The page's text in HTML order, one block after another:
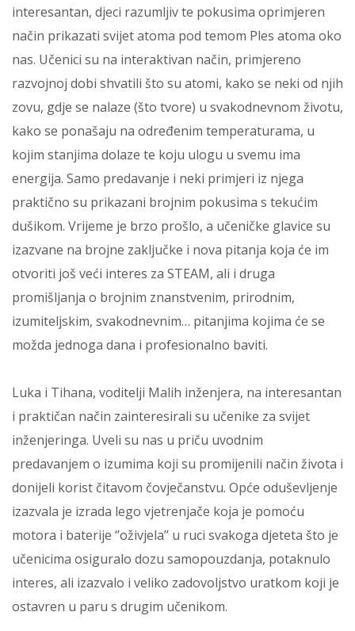
interesantan, djeci razumljiv te pokusima oprimjeren
način prikazati svijet atoma pod temom Ples atoma oko
nas. Učenici su na interaktivan način, primjereno
razvojnoj dobi shvatili što su atomi, kako se neki od njih
zovu, gdje se nalaze (što tvore) u svakodnevnom životu,
kako se ponašaju na određenim temperaturama, u
kojim stanjima dolaze te koju ulogu u svemu ima
energija. Samo predavanje i neki primjeri iz njega
praktično su prikazani brojnim pokusima s tekućim
dušikom. Vrijeme je brzo prošlo, a učeničke glavice su
izazvane na brojne zaključke i nova pitanja koja će im
otvoriti još veći interes za STEAM, ali i druga
promišljanja o brojnim znanstvenim, prirodnim,
izumiteljskim, svakodnevnim… pitanjima kojima će se
možda jednoga dana i profesionalno baviti.
Luka i Tihana, voditelji Malih inženjera, na interesantan
i praktičan način zainteresirali su učenike za svijet
inženjeringa. Uveli su nas u priču uvodnim
predavanjem o izumima koji su promijenili način života i
donijeli korist čitavom čovječanstvu. Opće oduševljenje
izazvala je izrada lego vjetrenjače koja je pomoću
motora i baterije ‘’oživjela’’ u ruci svakoga djeteta što je
učenicima osiguralo dozu samopouzdanja, potaknulo
interes, ali izazvalo i veliko zadovoljstvo uratkom koji je
ostavren u paru s drugim učenikom.